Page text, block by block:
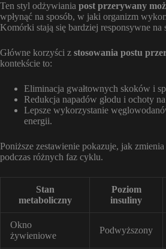
Ten styl odżywiania post przerywany
wpłynąć na sposób, w jaki organizm
Komórki stają się bardziej responsywne na
Główne korzyści z stosowania postu
kontekście to:
Eliminacja gwałtownych skoków i
Redukcja napadów głodu i ochoty
Lepsze wykorzystanie
energii.
Poniższe zestawienie pokazuje, jak
podczas różnych faz cyklu.
Stan
metaboliczny
Poziom
insuliny
Okno
żywieniowe
Podwyższony